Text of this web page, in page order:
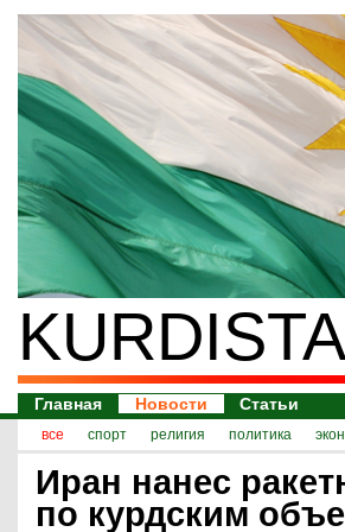
Главная Новости Статьи
все спорт религия политика
Иран нанес
по курдским